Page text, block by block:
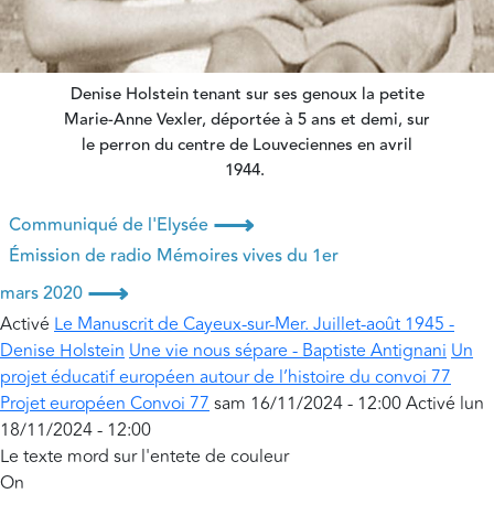
Denise Holstein tenant sur ses genoux la petite
Marie-Anne Vexler, déportée à 5 ans et demi, sur
le perron du centre de Louveciennes en avril
1944.
Communiqué de l'Elysée ⟶
Émission de radio Mémoires vives du 1er
mars 2020 ⟶
Activé Le Manuscrit de Cayeux-sur-Mer. Juillet-août 1945 -
Denise HolsteinUne vie nous sépare - Baptiste AntignaniUn
projet éducatif européen autour de l’histoire du convoi 77
Projet européen Convoi 77sam 16/11/2024 - 12:00Activé lun
18/11/2024 - 12:00
Le texte mord sur l'entete de couleur
On